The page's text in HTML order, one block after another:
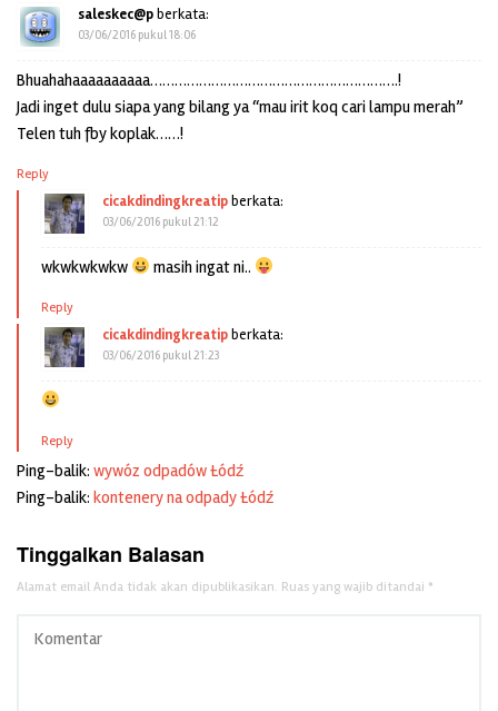
saleskec@pberkata:
03/06/2016 pukul 18:06
Bhuahahaaaaaaaaaa…………………………………………………….!
Jadi inget dulu siapa yang bilang ya “mau irit koq cari lampu merah”
Telen tuh fby koplak……!
Reply
cicakdindingkreatipberkata:
03/06/2016 pukul 21:12
wkwkwkwkw masih ingat ni..
Reply
cicakdindingkreatipberkata:
03/06/2016 pukul 21:23
Reply
Ping-balik: wywóz odpadów Łódź
Ping-balik: kontenery na odpady Łódź
Tinggalkan Balasan
Alamat email Anda tidak akan dipublikasikan. Ruas yang wajib ditandai *